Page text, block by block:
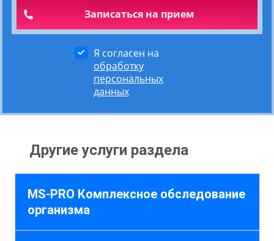
Я согласен на
обработку
персональных
данных
Другие услуги раздела
MS-PRO Комплексное обследование
организма